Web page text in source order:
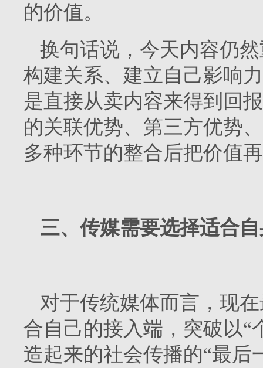
的价值。
换句话说，今天内容仍
构建关系、建立自己影响
是直接从卖内容来得到回
的关联优势、第三方优势
多种环节的整合后把价值
三、传媒需要选择适合
对于传统媒体而言，现
合自己的接入端，突破以“
造起来的社会传播的“最后